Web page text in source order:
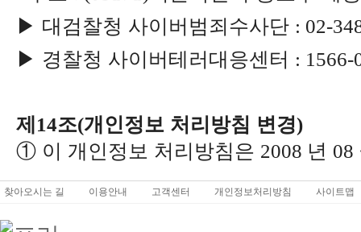
▶ 대검찰청 사이버범죄수사단 : 02-
▶ 경찰청 사이버테러대응센터 : 1566-
제14조(개인정보 처리방침 변경)
① 이 개인정보 처리방침은 2008 년 08
찾아오시는 길 이용안내 고객센터 개인정보처리방침 사이트맵